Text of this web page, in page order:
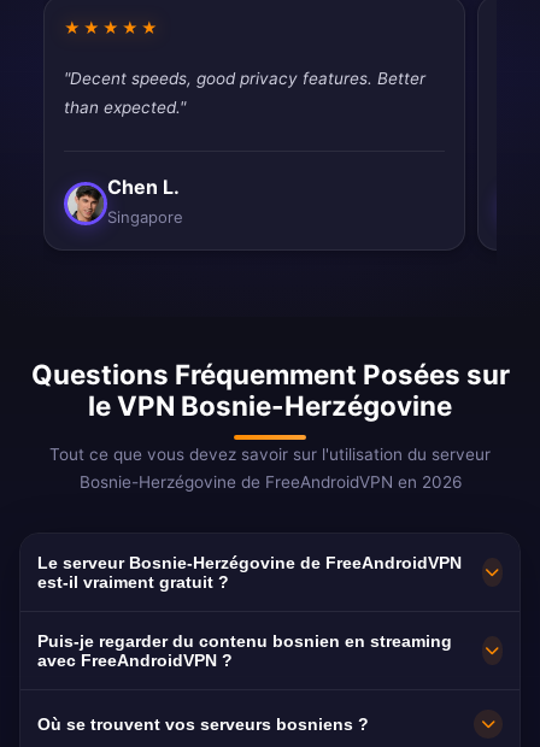
★★★★★
"Decent speeds, good privacy features. Better
than expected."
Chen L.
Singapore
Questions Fréquemment Posées sur
le VPN Bosnie-Herzégovine
Tout ce que vous devez savoir sur l'utilisation du serveur
Bosnie-Herzégovine de FreeAndroidVPN en 2026
Le serveur Bosnie-Herzégovine de FreeAndroidVPN
est-il vraiment gratuit ?
100% gratuit, sans frais cachés, sans période
illimité aux serveurs VPN bosniens à Sarajevo,
Puis-je regarder du contenu bosnien en streaming
avec FreeAndroidVPN ?
Notre VPN Bosnie est optimisé pour BHT1, FTV,
RTRS et Hayat TV avec un streaming HD fluide
Où se trouvent vos serveurs bosniens ?